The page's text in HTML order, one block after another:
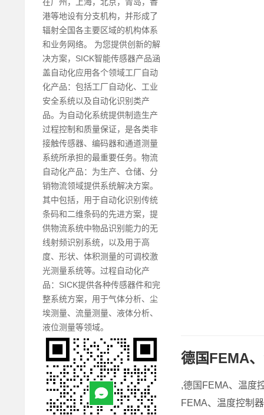
港等地设有分支机构，并形成了
辐射全国各主要区域的机构体系
和业务网络。 为您提供创新的解
决方案，SICK智能传感器产品涵
盖自动化应用各个领域工厂自动
化产品：包括工厂自动化、工业
安全系统以及自动化识别类产
品。为自动化系统提供制造生产
过程控制和质量保证，是各类非
接触传感器、编码器和通道测量
系统所承担的最重要任务。物流
自动化产品：为生产、仓储、分
销物流领域提供系统解决方案。
其中包括，用于自动化识别传统
条码和二维条码的先进方案，提
供物流系统中物品识别能力的无
线射频识别系统，以及用于高
度、形状、体积测量的可调校激
光测量系统等。过程自动化产
品：SICK提供各种传感器件和完
整系统方案，用于气体分析、尘
埃测量、流量测量、液体分析、
液位测量等领域。
德国FEMA
,德国FEMA、温度
FEMA、温度控制